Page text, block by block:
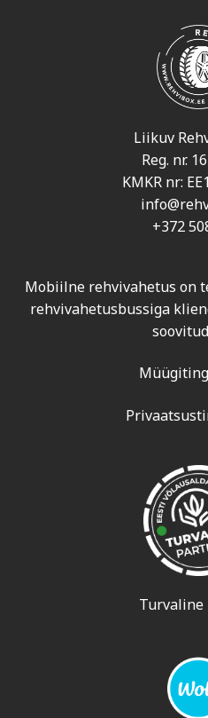
Liikuv
Reg. nr.
KMKR nr:
+372
Mobiilne rehvivahetus on
rehvivahetusbussiga